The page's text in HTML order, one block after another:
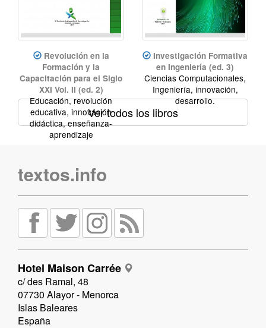
Revolución en la
Formación y la
Capacitación para el Siglo
XXI Vol. II (ed. 2)
Educación, revolución
educativa, innovación
didáctica, enseñanza-
aprendizaje
Investigación Formativa
en Ingeniería (ed. 3)
Ciencias Computacionales,
Ingeniería, innovación,
desarrollo.
Ver todos los libros
textos.info
Hotel Maison Carrée
c/ des Ramal, 48
07730 Alayor - Menorca
Islas Baleares
España